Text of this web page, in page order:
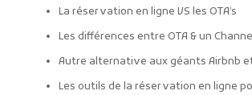
La réservation en ligne VS les OTA’s
Les différences entre OTA & un
Autre alternative aux géants Airbnb
Les outils de la réservation en ligne